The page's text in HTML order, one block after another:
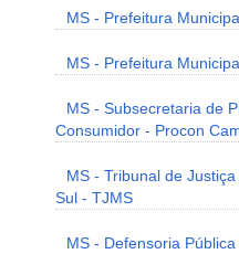
MS - Prefeitura
MS - Prefeitura
MS - Subsecretaria de
Consumidor - Procon
MS - Tribunal de
Sul - TJMS
MS - Defensoria